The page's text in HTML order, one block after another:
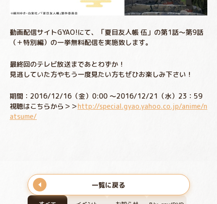
動画配信サイトGYAO!にて、「夏目友人帳 伍」の第1話～第9話
（＋特別編）の一挙無料配信を実施致します。
最終回のテレビ放送まであとわずか！
見逃していた方やもう一度見たい方もぜひお楽しみ下さい！
期間：2016/12/16（金）0:00 ～2016/12/21（水）23：59
視聴はこちらから＞＞http://special.gyao.yahoo.co.jp/anime/n
atsume/
一覧に戻る